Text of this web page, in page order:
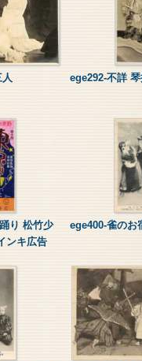
ege292-不詳
り 松竹少
ンキ広告
ege400-雀のお